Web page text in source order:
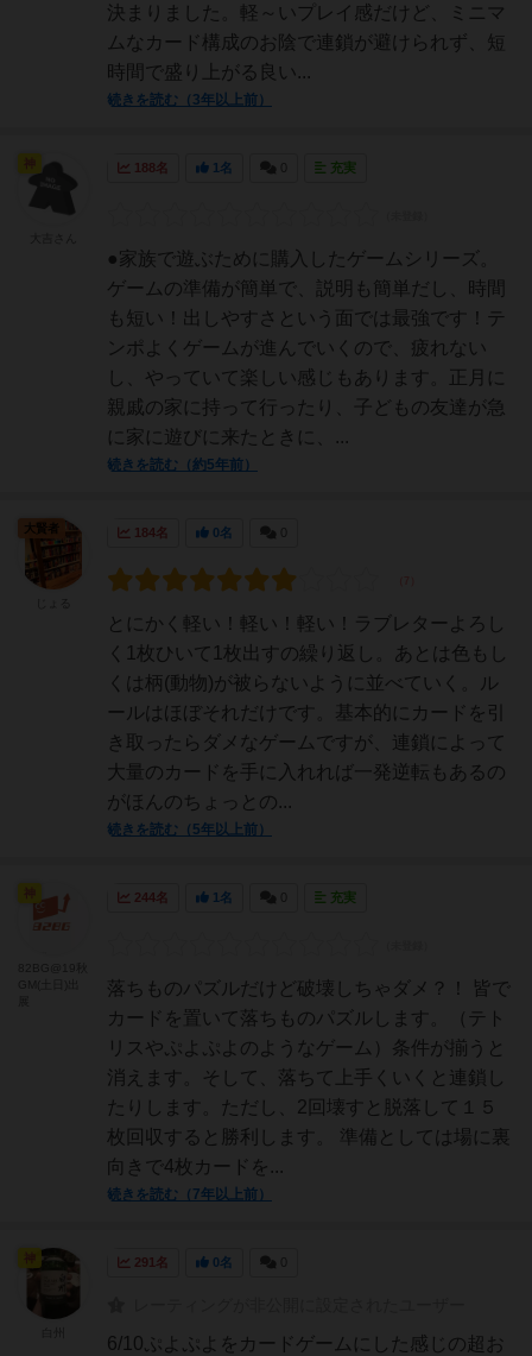
決まりました。軽～いプレイ感だけど、ミニマ
ムなカード構成のお陰で連鎖が避けられず、短
時間で盛り上がる良い...
続きを読む（3年以上前）
188名 1名 充実
●家族で遊ぶために購入したゲームシリーズ。
ゲームの準備が簡単で、説明も簡単だし、時間
も短い！出しやすさという面では最強です！テ
ンポよくゲームが進んでいくので、疲れない
し、やっていて楽しい感じもあります。正月に
親戚の家に持って行ったり、子どもの友達が急
に家に遊びに来たときに、...
続きを読む（約5年前）
184名 0名
とにかく軽い！軽い！軽い！ラブレターよろし
く1枚ひいて1枚出すの繰り返し。あとは色もし
くは柄(動物)が被らないように並べていく。ル
ールはほぼそれだけです。基本的にカードを引
き取ったらダメなゲームですが、連鎖によって
大量のカードを手に入れれば一発逆転もあるの
がほんのちょっとの...
続きを読む（5年以上前）
大賢者
244名 1名 充実
落ちものパズルだけど破壊しちゃダメ？！ 皆で
カードを置いて落ちものパズルします。（テト
リスやぷよぷよのようなゲーム）条件が揃うと
消えます。そして、落ちて上手くいくと連鎖し
たりします。ただし、2回壊すと脱落して１５
枚回収すると勝利します。 準備としては場に裏
向きで4枚カードを...
続きを読む（7年以上前）
291名 0名
6/10ぷよぷよをカードゲームにした感じの超お
神